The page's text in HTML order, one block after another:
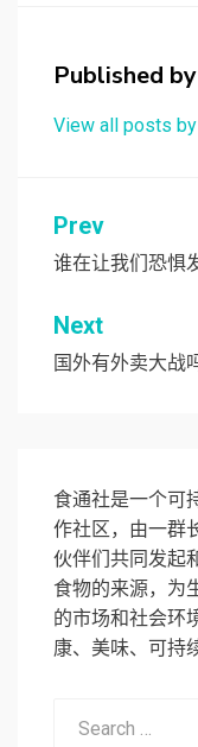
Published by
View all posts
文
章
导
航
Prev
谁在让我们恐惧
Next
国外有外卖大战
食通社是一个可
作社区，由一群
伙伴们共同发起
食物的来源，为
的市场和社会环
康、美味、可持